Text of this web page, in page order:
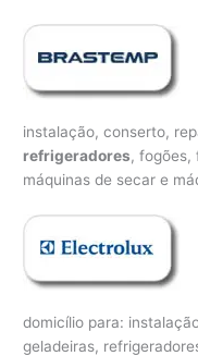
instalação, conserto,
refrigeradores, fogões,
máquinas de secar e
domicílio para:
geladeiras,